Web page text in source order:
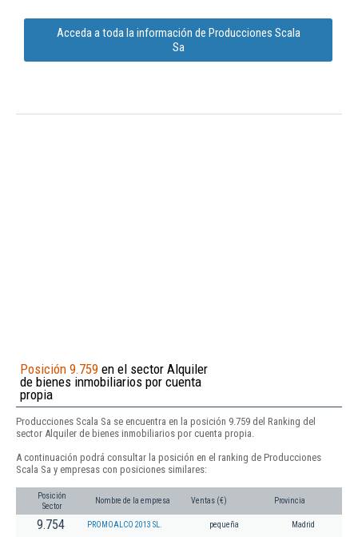
Acceda a toda la información de Producciones Scala
Sa
Posición 9.759 en el sector Alquiler
de bienes inmobiliarios por cuenta
propia
Producciones Scala Sa se encuentra en la posición 9.759 del Ranking del
sector Alquiler de bienes inmobiliarios por cuenta propia.
A continuación podrá consultar la posición en el ranking de Producciones
Scala Sa y empresas con posiciones similares:
Posición
Sector
Nombre de la empresa Ventas (€) Provincia
9.754 PROMOALCO 2013 SL. pequeña Madrid